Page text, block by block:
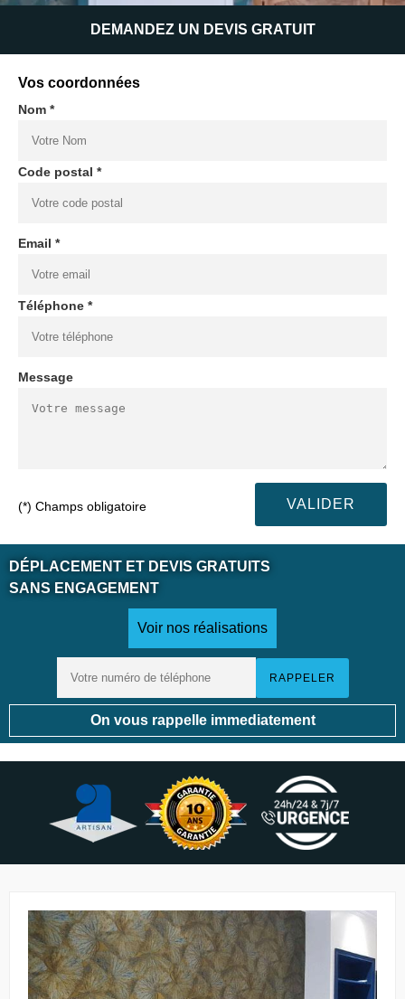
DEMANDEZ UN DEVIS GRATUIT
Vos coordonnées
Nom *
Code postal *
Email *
Téléphone *
Message
(*) Champs obligatoire
DÉPLACEMENT ET DEVIS GRATUITS
SANS ENGAGEMENT
Voir nos réalisations
On vous rappelle immediatement